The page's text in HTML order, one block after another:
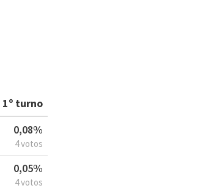
1º turno
0,08%
4 votos
0,05%
4 votos